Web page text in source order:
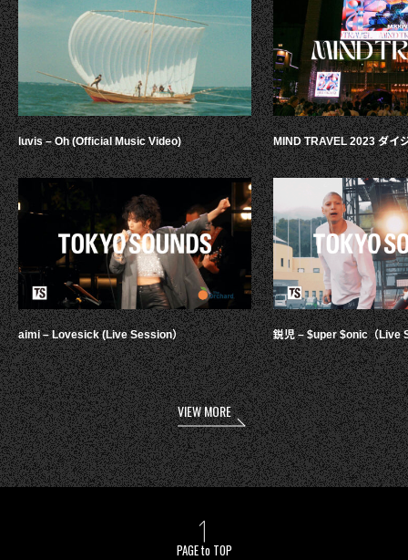
luvis – Oh (Official Music Video)
aimi – Lovesick (Live Session）
MIND TRAVEL 2023 ダイ
鋭児 – $uper $onic（Live
VIEW MORE
PAGE to TOP